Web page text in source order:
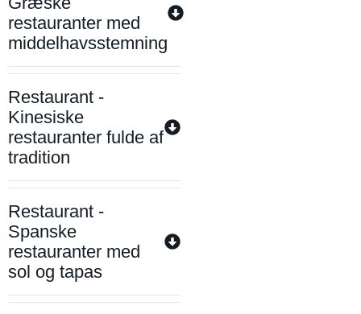
restauranter med
middelhavsstemning
Restaurant -
Kinesiske
restauranter fulde af
tradition
Restaurant -
Spanske
restauranter med
sol og tapas